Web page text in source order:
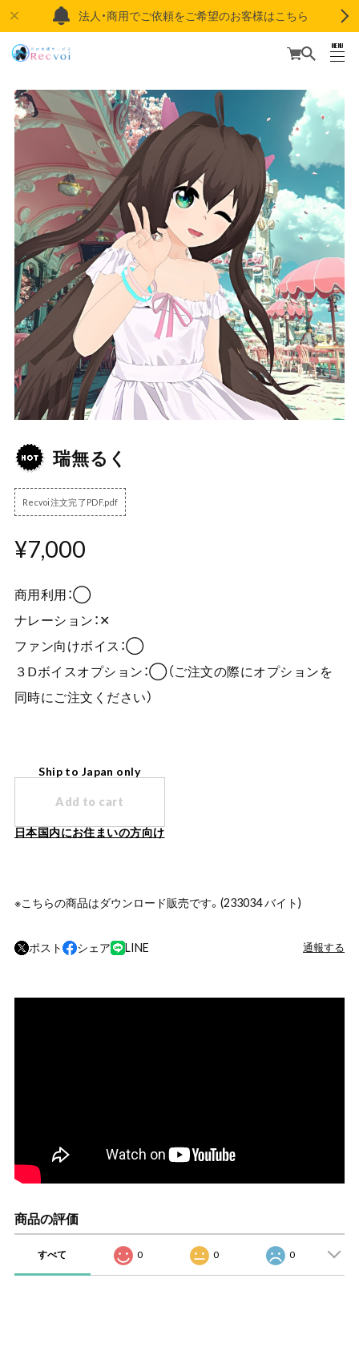
法人・商用でご依頼をご希望のお客様はこちら
MENU
CLOSE
瑞無るく
Recvoi注文完了PDF.pdf
¥7,000
商用利用：◯
ナレーション：✕
ファン向けボイス：◯
３Dボイスオプション：◯（ご注文の際にオプションを
同時にご注文ください）
Ship to Japan only
Add to cart
日本国内にお住まいの方向け
※こちらの商品はダウンロード販売です。(233034 バイト)
ポスト シェア LINE 通報する
商品の評価
すべて 0 0 0